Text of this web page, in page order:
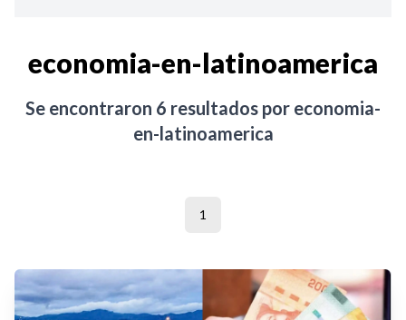
economia-en-latinoamerica
Se encontraron 6 resultados por economia-
en-latinoamerica
1